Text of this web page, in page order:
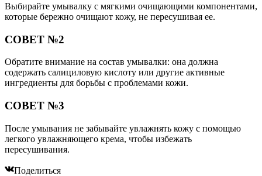
Выбирайте умывалку с мягкими очищающими компонентами,
которые бережно очищают кожу, не пересушивая ее.
СОВЕТ №2
Обратите внимание на состав умывалки: она должна
содержать салициловую кислоту или другие активные
ингредиенты для борьбы с проблемами кожи.
СОВЕТ №3
После умывания не забывайте увлажнять кожу с помощью
легкого увлажняющего крема, чтобы избежать
пересушивания.
Поделиться